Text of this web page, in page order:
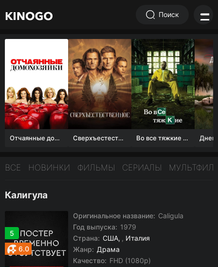
Поиск
Отчаянные домохозяйки (1 сезон) Сверхъестественное Во все тяжкие 1-5 сезон
ВСЕ НОВИНКИ ФИЛЬМЫ СЕРИАЛЫ
Калигула
5
6.0
Оригинальное название: Caligula
Год выпуска: 1979
Страна: США , Италия
Жанр: Драма
Качество: FHD (1080p)